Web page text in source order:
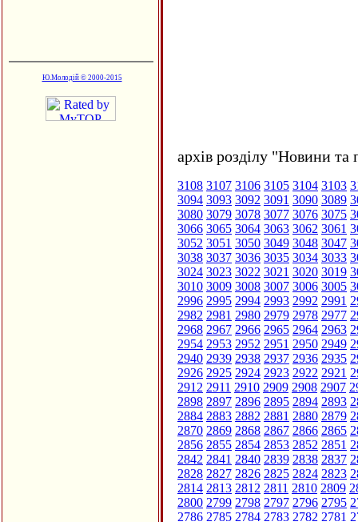
Ю.Молодій © 2000-2015
архів розділу "Новини та
3108 3107 3106 3105 3104 3103
3094 3093 3092 3091 3090 3089
3080 3079 3078 3077 3076 3075
3066 3065 3064 3063 3062 3061
3052 3051 3050 3049 3048 3047
3038 3037 3036 3035 3034 3033
3024 3023 3022 3021 3020 3019
3010 3009 3008 3007 3006 3005
2996 2995 2994 2993 2992 2991
2982 2981 2980 2979 2978 2977
2968 2967 2966 2965 2964 2963
2954 2953 2952 2951 2950 2949
2940 2939 2938 2937 2936 2935
2926 2925 2924 2923 2922 2921
2912 2911 2910 2909 2908 2907
2898 2897 2896 2895 2894 2893
2884 2883 2882 2881 2880 2879
2870 2869 2868 2867 2866 2865
2856 2855 2854 2853 2852 2851
2842 2841 2840 2839 2838 2837
2828 2827 2826 2825 2824 2823
2814 2813 2812 2811 2810 2809
2800 2799 2798 2797 2796 2795
2786 2785 2784 2783 2782 2781